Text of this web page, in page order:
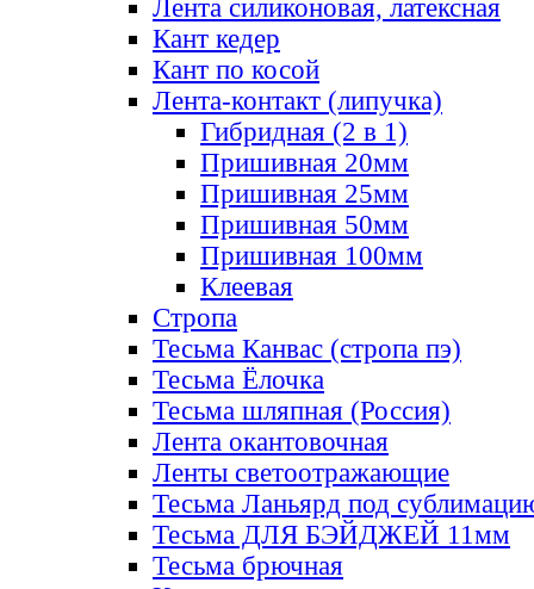
Лента силиконовая, латексная
Кант кедер
Кант по косой
Лента-контакт (липучка)
Гибридная (2 в 1)
Пришивная 20мм
Пришивная 25мм
Пришивная 50мм
Пришивная 100мм
Клеевая
Стропа
Тесьма Канвас (стропа пэ)
Тесьма Ёлочка
Тесьма шляпная (Россия)
Лента окантовочная
Ленты светоотражающие
Тесьма Ланьярд под
Тесьма ДЛЯ БЭЙДЖЕЙ 11мм
Тесьма брючная